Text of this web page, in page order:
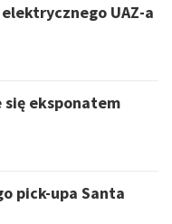
UAZ-a
eksponatem
pick-upa Santa